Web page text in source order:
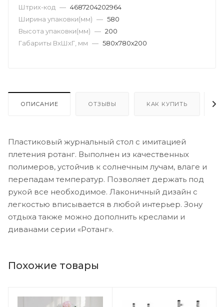
Штрих-код — 4687204202964
Ширина упаковки(мм) — 580
Высота упаковки(мм) — 200
Габариты ВхШхГ, мм — 580х780х200
ОПИСАНИЕ ОТЗЫВЫ КАК КУПИТЬ
Пластиковый журнальный стол с имитацией
плетения ротанг. Выполнен из качественных
полимеров, устойчив к солнечным лучам, влаге и
перепадам температур. Позволяет держать под
рукой все необходимое. Лаконичный дизайн с
легкостью вписывается в любой интерьер. Зону
отдыха также можно дополнить креслами и
диванами серии «Ротанг».
Похожие товары